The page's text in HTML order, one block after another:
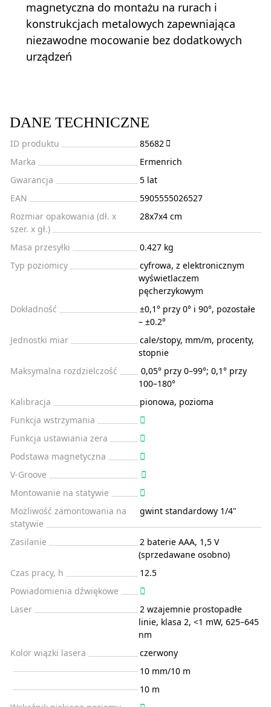
magnetyczna do montażu na rurach i
konstrukcjach metalowych zapewniająca
niezawodne mocowanie bez dodatkowych
urządzeń
DANE TECHNICZNE
ID produktu
85682
Marka
Ermenrich
Gwarancja
5 lat
EAN
5905555026527
Rozmiar opakowania (dł. x
szer. x gł.)
28x7x4 cm
Masa przesyłki
0.427 kg
Typ poziomicy
cyfrowa, z elektronicznym
wyświetlaczem
pęcherzykowym
Dokładność
±0,1° przy 0° i 90°, pozostałe
– ±0.2°
Jednostki miar
cale/stopy, mm/m, procenty,
stopnie
Maksymalna rozdzielczość
0,05° przy 0–99°; 0,1° przy
100–180°
Kalibracja
pionowa, pozioma
Funkcja wstrzymania
Funkcja ustawiania zera
Podstawa magnetyczna
V-Groove
Montowanie na statywie
Możliwość zamontowania na
statywie
gwint standardowy 1/4"
Zasilanie
2 baterie AAA, 1,5 V
(sprzedawane osobno)
Czas pracy, h
12.5
Powiadomienia dźwiękowe
Laser
2 wzajemnie prostopadłe
linie, klasa 2, <1 mW, 625–645
nm
Kolor wiązki lasera
czerwony
10 mm/10 m
10 m